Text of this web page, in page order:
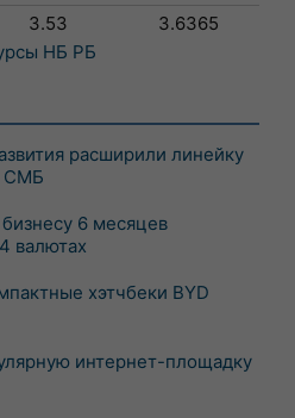
3.53
3.6365
НБ РБ
расширили линейку
СМБ
6 месяцев
валютах
хэтчбеки BYD
интернет-площадку